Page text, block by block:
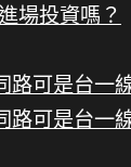
場投資嗎？
可是台一
可是台一